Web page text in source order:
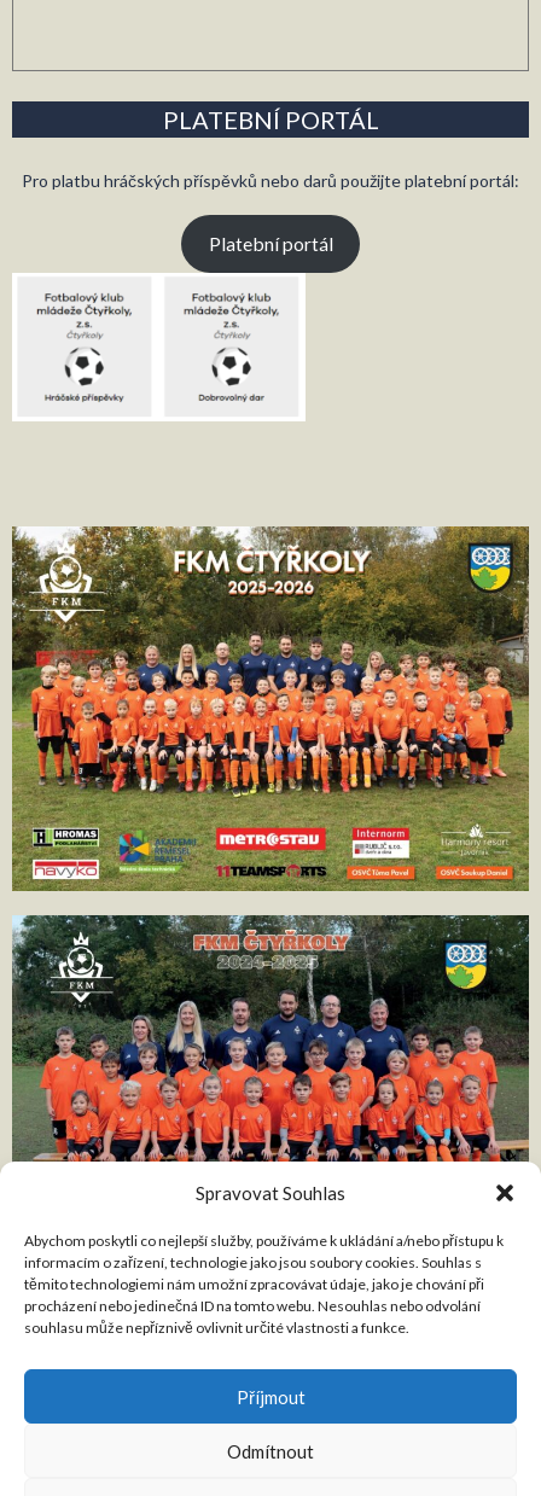
Spravovat Souhlas
Abychom poskytli co nejlepší služby, používáme k ukládání a/nebo přístupu k
informacím o zařízení, technologie jako jsou soubory cookies. Souhlas s
těmito technologiemi nám umožní zpracovávat údaje, jako je chování při
procházení nebo jedinečná ID na tomto webu. Nesouhlas nebo odvolání
souhlasu může nepříznivě ovlivnit určité vlastnosti a funkce.
Příjmout
Odmítnout
PLATEBNÍ PORTÁL
Pro platbu hráčských příspěvků nebo darů použijte platební portál:
Platební portál